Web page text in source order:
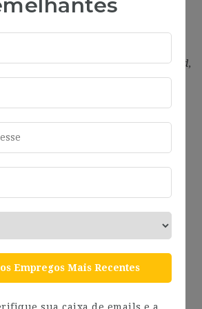
globalmente.
compromiso conla igualdad y la
cualquier tipo de discriminación,
con motivos de discapacidad,
o edad. Creemos quela diversidad
nuestras personas trabajadoras
nuestro éxito como compañía
por el crecimiento sostenible de
de un gran equipo humano
En este sentido, nuestro lema es
desde un presente
a todos/as los colaboradores/as lo
“, síguenos en:
Empregos Mais Recentes